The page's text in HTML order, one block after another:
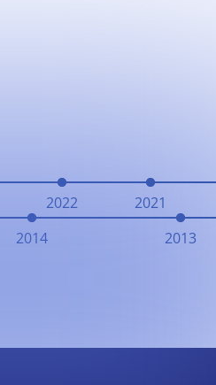
2022 2021
2014 2013